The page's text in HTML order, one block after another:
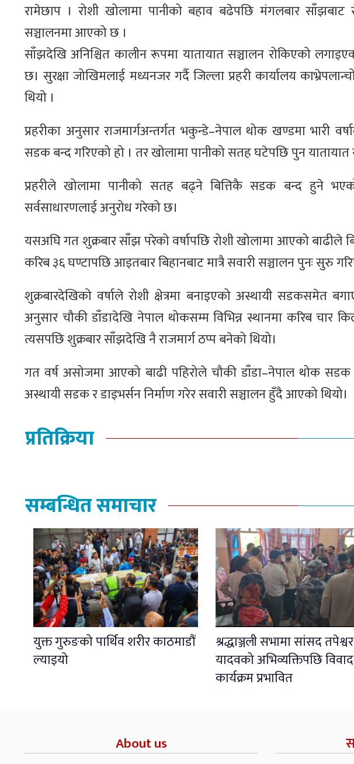
रामेछाप । रोशी खोलामा पानीको बहाव बढेपछि मंगलबार साँझबाट
सञ्चालनमा आएको छ ।
साँझदेखि अनिश्चित कालीन रूपमा यातायात सञ्चालन रोकिएको
छ। सुरक्षा जोखिमलाई मध्यनजर गर्दै जिल्ला प्रहरी कार्यालय
थियो ।
प्रहरीका अनुसार राजमार्गअन्तर्गत भकुन्डे–नेपाल थोक खण्डमा भारी
सडक बन्द गरिएको हो । तर खोलामा पानीको सतह घटेपछि पुन
प्रहरीले खोलामा पानीको सतह बढ्ने बित्तिकै सडक बन्द हुने
सर्वसाधारणलाई अनुरोध गरेको छ।
यसअघि गत शुक्रबार साँझ परेको वर्षापछि रोशी खोलामा आएको बाढीले
करिब ३६ घण्टापछि आइतबार बिहानबाट मात्रै सवारी सञ्चालन पुनः सुरु
शुक्रबारदेखिको वर्षाले रोशी क्षेत्रमा बनाइएको अस्थायी सडकसमेत
अनुसार चौकी डाँडादेखि नेपाल थोकसम्म विभिन्न स्थानमा करिब चार
त्यसपछि शुक्रबार साँझदेखि नै राजमार्ग ठप्प बनेको थियो।
गत वर्ष असोजमा आएको बाढी पहिरोले चौकी डाँडा–नेपाल थोक सडक
अस्थायी सडक र डाइभर्सन निर्माण गरेर सवारी सञ्चालन हुँदै आएको थियो।
प्रतिक्रिया
सम्बन्धित समाचार
युक्त गुरुङको पार्थिव शरीर काठमाडौं
ल्याइयो
श्रद्धाञ्जली सभामा सांसद तपेश्वर
यादवको अभिव्यक्तिपछि
कार्यक्रम प्रभावित
About us